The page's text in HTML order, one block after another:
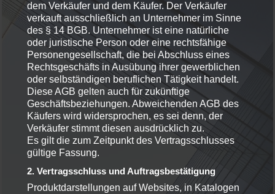
dem Verkäufer und dem Käufer. Der Verkäufer
verkauft ausschließlich an Unternehmer im Sinne
des § 14 BGB. Unternehmer ist eine natürliche
oder juristische Person oder eine rechtsfähige
Personengesellschaft, die bei Abschluss eines
Rechtsgeschäfts in Ausübung ihrer gewerblichen
oder selbständigen beruflichen Tätigkeit handelt.
Diese AGB gelten auch für zukünftige
Geschäftsbeziehungen. Abweichenden AGB des
Käufers wird widersprochen, es sei denn, der
Verkäufer stimmt diesen ausdrücklich zu.
Es gilt die zum Zeitpunkt des Vertragsschlusses
gültige Fassung.
2. Vertragsschluss und Auftragsbestätigung
Produktdarstellungen auf Websites, in Katalogen